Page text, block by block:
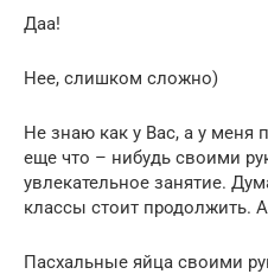
Даа!
Нее, слишком сложно)
Не знаю как у Вас, а у меня
еще что – нибудь своими
увлекательное занятие.
классы стоит продолжить.
Пасхальные яйца своими